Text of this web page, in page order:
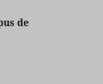
de